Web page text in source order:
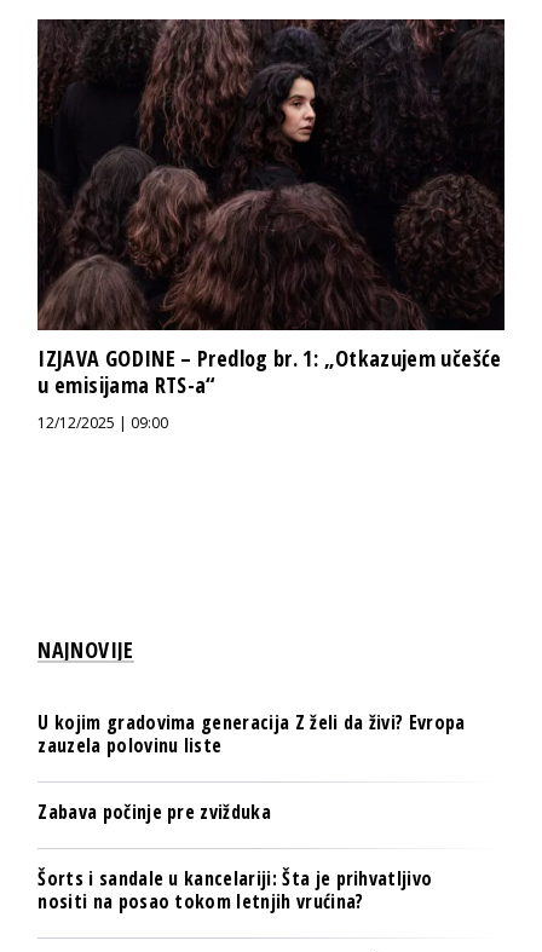
IZJAVA GODINE – Predlog br. 1: „Otkazujem učešće
u emisijama RTS-a“
12/12/2025 | 09:00
NAJNOVIJE
U kojim gradovima generacija Z želi da živi? Evropa
zauzela polovinu liste
Zabava počinje pre zvižduka
Šorts i sandale u kancelariji: Šta je prihvatljivo
nositi na posao tokom letnjih vrućina?